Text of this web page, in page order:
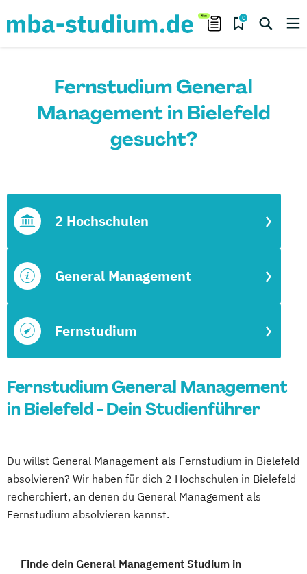
0
Fernstudium General
Management in Bielefeld
gesucht?
Fernstudium
General Management
2 Hochschulen
Fernstudium General Management
in Bielefeld - Dein Studienführer
Du willst General Management als Fernstudium in Bielefeld
absolvieren? Wir haben für dich 2 Hochschulen in Bielefeld
recherchiert, an denen du General Management als
Fernstudium absolvieren kannst.
Finde dein General Management Studium in